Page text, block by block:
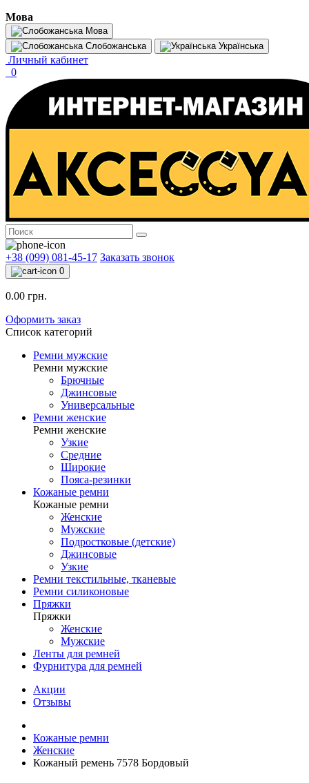
Мова
Мова
Слобожанська
Українська
Личный кабинет
0
+38 (099) 081-45-17 Заказать звонок
0
0.00 грн.
Оформить заказ
Список категорий
Ремни мужские
Ремни мужские
Брючные
Джинсовые
Универсальные
Ремни женские
Ремни женские
Узкие
Средние
Широкие
Пояса-резинки
Кожаные ремни
Кожаные ремни
Женские
Мужские
Подростковые (детские)
Джинсовые
Узкие
Ремни текстильные, тканевые
Ремни силиконовые
Пряжки
Пряжки
Женские
Мужские
Ленты для ремней
Фурнитура для ремней
Акции
Отзывы
Кожаные ремни
Женские
Кожаный ремень 7578 Бордовый